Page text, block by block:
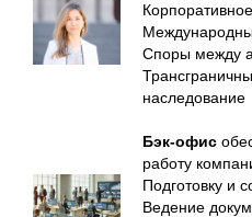
Споры между
наследование
Бэк-офис
работу
Подготовку и
Ведение